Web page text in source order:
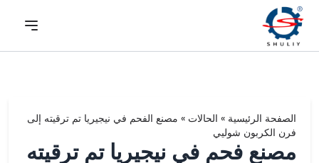
الصفحة الرئيسية » الحالات » مصنع الفحم في نيجيريا تم ترقيته إلى
فرن الكربون شوليي
مصنع فحم في نيجيريا تم ترقيته